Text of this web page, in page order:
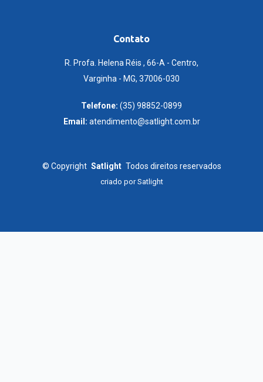
Contato
R. Profa. Helena Réis , 66-A - Centro,
Varginha - MG, 37006-030
Telefone: (35) 98852-0899
Email: atendimento@satlight.com.br
© Copyright Satlight Todos direitos reservados
criado porSatlight